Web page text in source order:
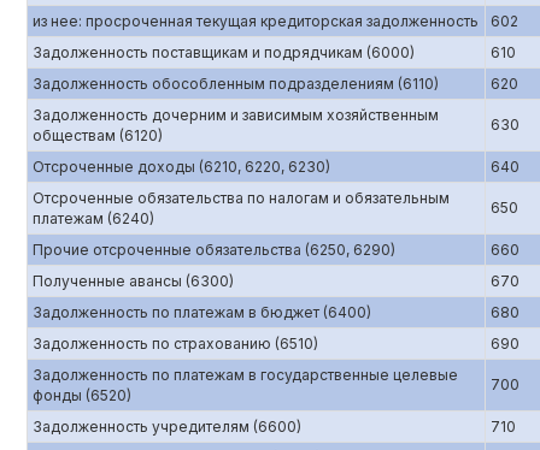
из нее: просроченная текущая кредиторская задолженность
602
Задолженность поставщикам и подрядчикам (6000)
610
Задолженность обособленным подразделениям (6110)
620
Задолженность дочерним и зависимым хозяйственным
обществам (6120)
630
Отсроченные доходы (6210, 6220, 6230)
640
Отсроченные обязательства по налогам и обязательным
платежам (6240)
650
Прочие отсроченные обязательства (6250, 6290)
660
Полученные авансы (6300)
670
Задолженность по платежам в бюджет (6400)
680
Задолженность по страхованию (6510)
690
Задолженность по платежам в государственные целевые
фонды (6520)
700
Задолженность учредителям (6600)
710